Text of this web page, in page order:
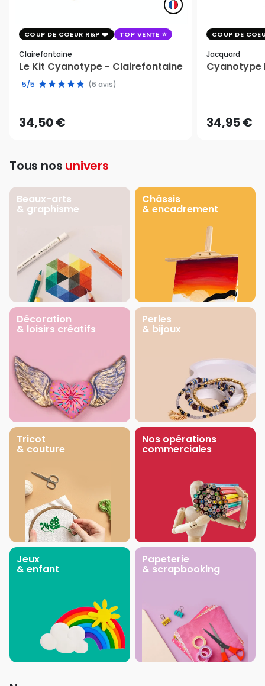
COUP DE COEUR R&P TOP VENTE
Clairefontaine
Le Kit Cyanotype - Clairefontaine
5/5 (6 avis)
34,50 €
COUP DE
Jacquard
Cyanotype
34,95 €
Tous nos univers
Beaux-arts
& graphisme
Châssis
& encadrement
Décoration
& loisirs créatifs
Perles
& bijoux
Tricot
& couture
Nos opérations
commerciales
Jeux
& enfant
Papeterie
& scrapbooking